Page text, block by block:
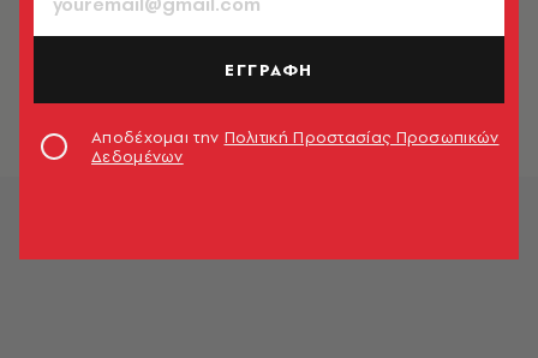
ΕΛΛΑΔΑ
Έχασαν 6χρονο από νηπιαγωγείο και
τον βρήκαν περαστικοί
Newsroom
ΕΓΓΡΑΦΗ
Αποδέχομαι την Πολιτική Προστασίας Προσωπικών
Δεδομένων